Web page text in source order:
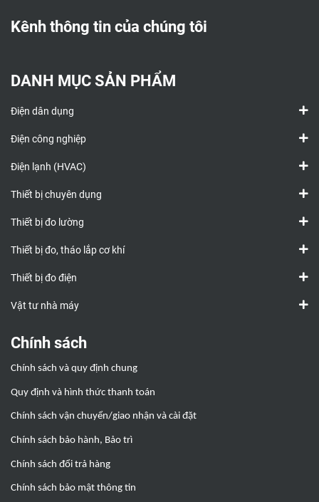
Kênh thông tin của chúng tôi
DANH MỤC SẢN PHẨM
Điện dân dụng
Điện công nghiệp
Điện lạnh (HVAC)
Thiết bị chuyên dụng
Thiết bị đo lường
Thiết bị đo, tháo lắp cơ khí
Thiết bị đo điện
Vật tư nhà máy
Chính sách
Chính sách và quy định chung
Quy định và hình thức thanh toán
Chính sách vận chuyển/giao nhận và cài đặt
Chính sách bảo hành, Bảo trì
Chính sách đổi trả hàng
Chính sách bảo mật thông tin